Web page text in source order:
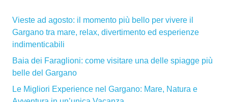
Vieste ad agosto: il momento più bello per vivere il
Gargano tra mare, relax, divertimento ed esperienze
indimenticabili
Baia dei Faraglioni: come visitare una delle spiagge più
belle del Gargano
Le Migliori Experience nel Gargano: Mare, Natura e